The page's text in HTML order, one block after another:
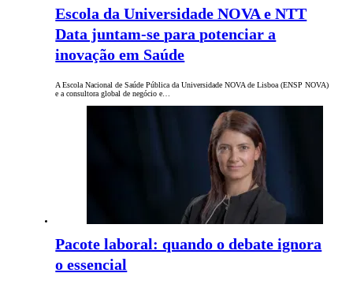
Escola da Universidade NOVA e NTT
Data juntam-se para potenciar a
inovação em Saúde
A Escola Nacional de Saúde Pública da Universidade NOVA de Lisboa (ENSP NOVA)
e a consultora global de negócio e…
Pacote laboral: quando o debate ignora
o essencial